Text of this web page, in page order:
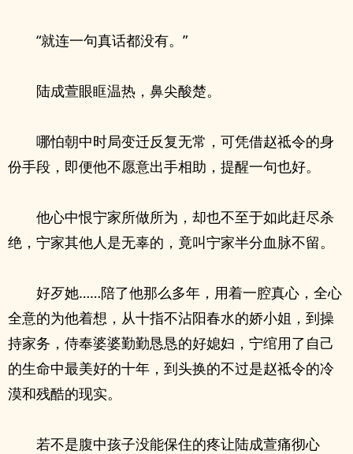
“就连一句真话都没有。”
陆成萱眼眶温热，鼻尖酸楚。
哪怕朝中时局变迁反复无常，可凭借赵祗令的身
份手段，即便他不愿意出手相助，提醒一句也好。
他心中恨宁家所做所为，却也不至于如此赶尽杀
绝，宁家其他人是无辜的，竟叫宁家半分血脉不留。
好歹她……陪了他那么多年，用着一腔真心，全心
全意的为他着想，从十指不沾阳春水的娇小姐，到操
持家务，侍奉婆婆勤勤恳恳的好媳妇，宁绾用了自己
的生命中最美好的十年，到头换的不过是赵祗令的冷
漠和残酷的现实。
若不是腹中孩子没能保住的疼让陆成萱痛彻心